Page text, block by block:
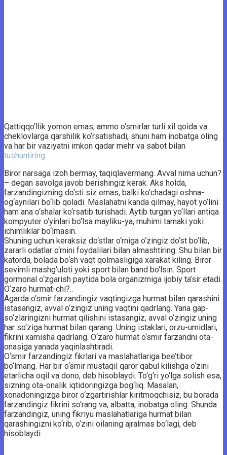
Qattiqqo‘llik yomon emas, ammo o‘smirlar turli xil qoida va
cheklovlarga qarshilik ko‘rsatishadi, shuni ham inobatga oling
va har bir vaziyatni imkon qadar mehr va sabot bilan
tushuntiring.
Biror narsaga izoh bermay, taqiqlavermang. Avval nima uchun?
– degan savolga javob berishingiz kerak. Aks holda,
farzandingizning do‘sti siz emas, balki ko‘chadagi oshna-
og‘aynilari bo‘lib qoladi. Maslahatni kanda qilmay, hayot yo‘lini
ham ana o‘shalar ko‘rsatib turishadi. Aytib turgan yo‘llari antiqa
kompyuter o‘yinlari bo‘lsa mayliku-ya, muhimi tamaki yoki
ichimliklar bo‘lmasin.
Shuning uchun keraksiz do‘stlar o‘rniga o‘zingiz do‘st bo‘lib,
zararli odatlar o‘rnini foydalilari bilan almashtiring. Shu bilan bir
katorda, bolada bo‘sh vaqt qolmasligiga xarakat kiling. Biror
sevimli mashg‘uloti yoki sport bilan band bo‘lsin. Sport
gormonal o‘zgarish paytida bola organizmiga ijobiy ta’sir etadi.
O‘zaro hurmat-chi?..
Agarda o‘smir farzandingiz vaqtingizga hurmat bilan qarashini
istasangiz, avval o‘zingiz uning vaqtini qadrlang. Yana gap-
so‘zlaringizni hurmat qilishini istasangiz, avval o‘zingiz uning
har so‘ziga hurmat bilan qarang. Uning istaklari, orzu-umidlari,
fikrini xamisha qadrlang. O‘zaro hurmat o‘smir farzandni ota-
onasiga yanada yaqinlashtiradi.
O‘smir farzandingiz fikrlari va maslahatlariga bee’tibor
bo‘lmang. Har bir o‘smir mustaqil qaror qabul kilishga o‘zini
etarlicha oqil va dono, deb hisoblaydi. To‘g‘ri yo‘lga solish esa,
sizning ota-onalik iqtidoringizga bog‘liq. Masalan,
xonadoningizga biror o‘zgartirishlar kiritmoqchisiz, bu borada
farzandingiz fikrini so‘rang va, albatta, inobatga oling. Shunda
farzandingiz, uning fikriyu maslahatlariga hurmat bilan
qarashingizni ko‘rib, o‘zini oilaning ajralmas bo‘lagi, deb
hisoblaydi.